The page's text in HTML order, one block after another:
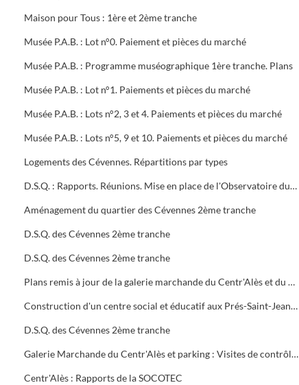
Maison pour Tous : 1ère et 2ème tranche
Musée P.A.B. : Lot n°0. Paiement et pièces du marché
Musée P.A.B. : Programme muséographique 1ère tranche. Plans
Musée P.A.B. : Lot n°1. Paiements et pièces du marché
Musée P.A.B. : Lots n°2, 3 et 4. Paiements et pièces du marché
Musée P.A.B. : Lots n°5, 9 et 10. Paiements et pièces du marché
Logements des Cévennes. Répartitions par types
D.S.Q. : Rapports. Réunions. Mise en place de l'Observatoire du logement du plan local de l'habitat
Aménagement du quartier des Cévennes 2ème tranche
D.S.Q. des Cévennes 2ème tranche
D.S.Q. des Cévennes 2ème tranche
Plans remis à jour de la galerie marchande du Centr'Alès et du parking
Construction d'un centre social et éducatif aux Prés-Saint-Jean Maison du Moulinet : Marché public (2ème tranche)
D.S.Q. des Cévennes 2ème tranche
Galerie Marchande du Centr'Alès et parking : Visites de contrôle de la commission de sécurité
Centr'Alès : Rapports de la SOCOTEC